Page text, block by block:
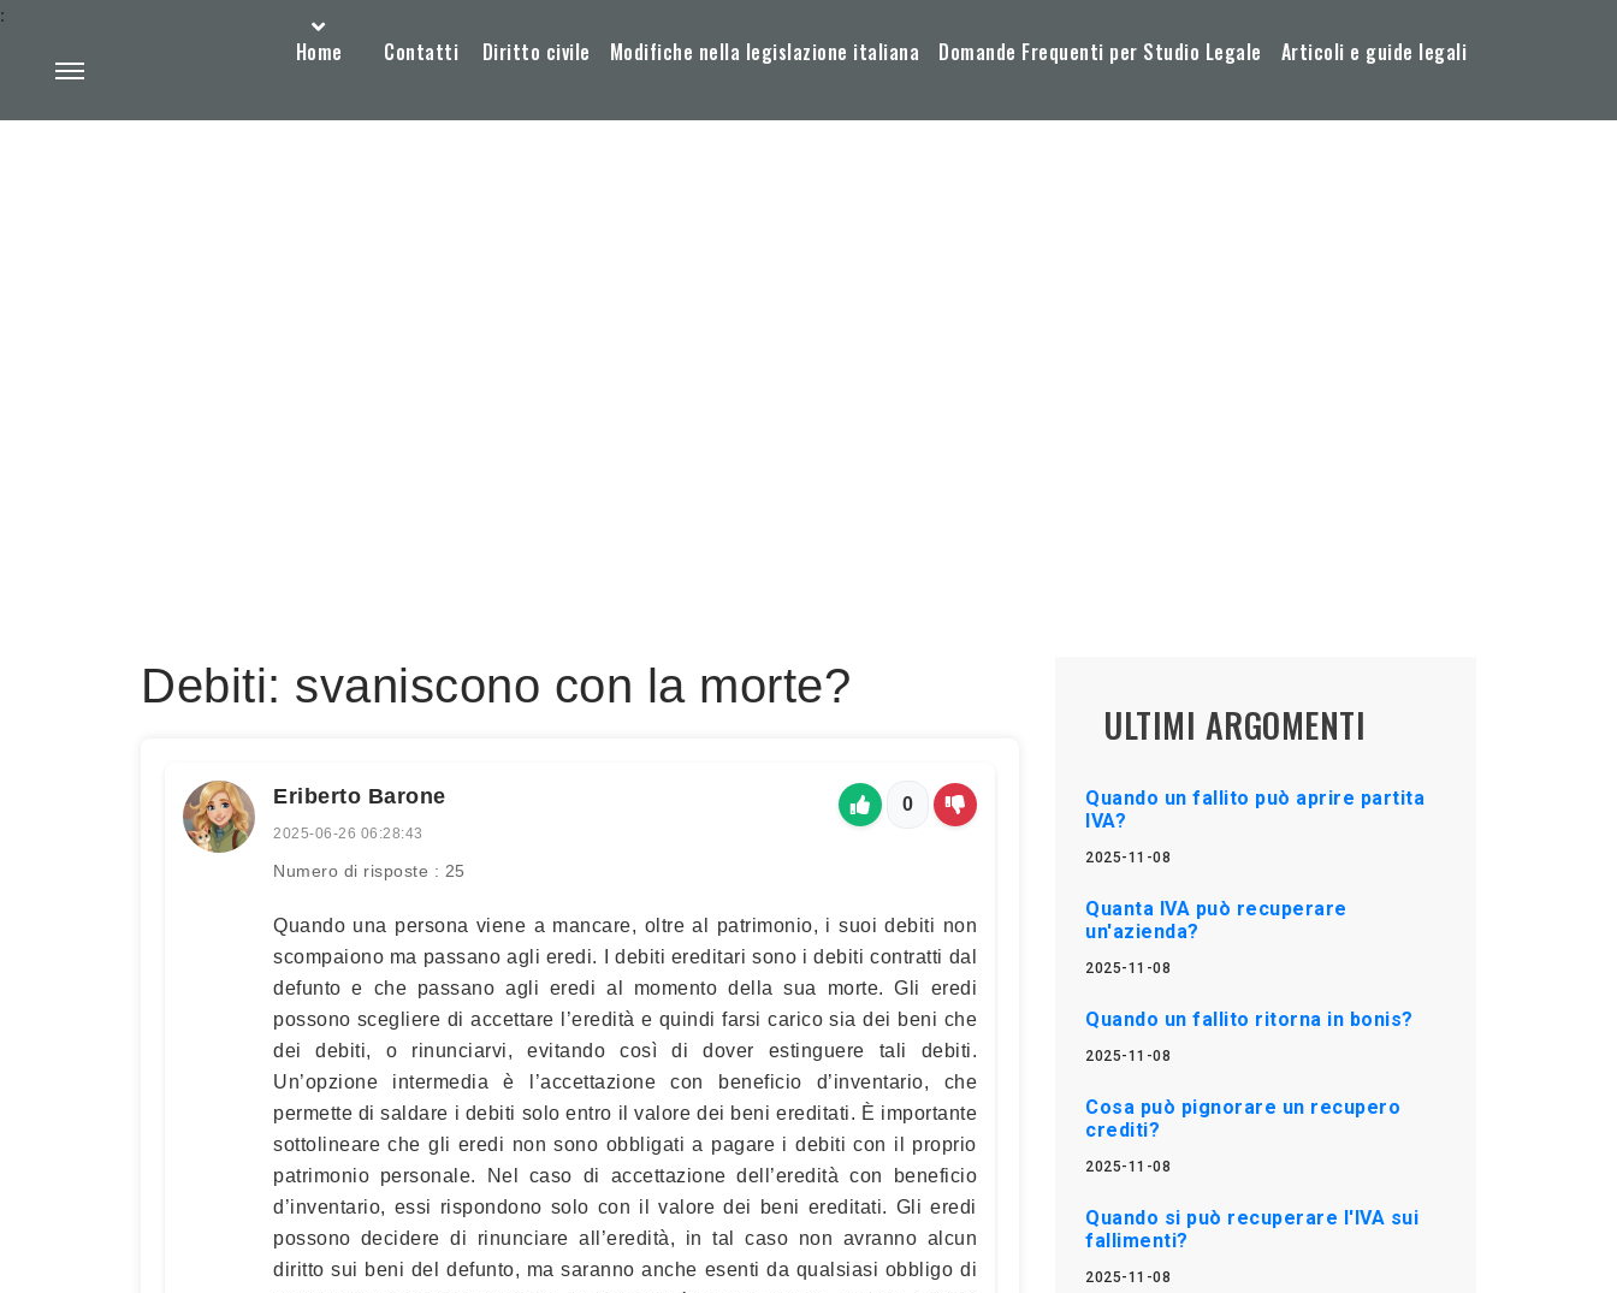
Home Contatti Diritto civile Modifiche nella legislazione italiana Domande Frequenti per Studio Legale Articoli e guide legali
:
Debiti: svaniscono con la morte?
Eriberto Barone
2025-06-26 06:28:43
Numero di risposte : 25
0
Quando una persona viene a mancare, oltre al patrimonio, i suoi debiti non
scompaiono ma passano agli eredi. I debiti ereditari sono i debiti contratti dal
defunto e che passano agli eredi al momento della sua morte. Gli eredi
possono scegliere di accettare l’eredità e quindi farsi carico sia dei beni che
dei debiti, o rinunciarvi, evitando così di dover estinguere tali debiti.
Un’opzione intermedia è l’accettazione con beneficio d’inventario, che
permette di saldare i debiti solo entro il valore dei beni ereditati. È importante
sottolineare che gli eredi non sono obbligati a pagare i debiti con il proprio
patrimonio personale. Nel caso di accettazione dell’eredità con beneficio
d’inventario, essi rispondono solo con il valore dei beni ereditati. Gli eredi
possono decidere di rinunciare all’eredità, in tal caso non avranno alcun
diritto sui beni del defunto, ma saranno anche esenti da qualsiasi obbligo di
ULTIMI ARGOMENTI
Quando un fallito può aprire partita
IVA?
2025-11-08
Quanta IVA può recuperare
un'azienda?
2025-11-08
Quando un fallito ritorna in bonis?
2025-11-08
Cosa può pignorare un recupero
crediti?
2025-11-08
Quando si può recuperare l'IVA sui
fallimenti?
2025-11-08